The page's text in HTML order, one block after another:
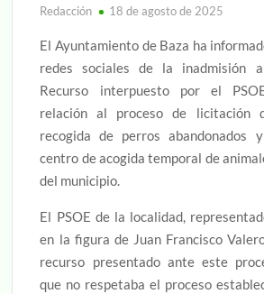
Redacción 18 de agosto de 2025
El Ayuntamiento de Baza ha
redes sociales de la inadmisión
Recurso interpuesto por el
relación al proceso de licitación
recogida de perros abandonados
centro de acogida temporal de
del municipio.
El PSOE de la localidad,
en la figura de Juan Francisco
recurso presentado ante este
que no respetaba el proceso